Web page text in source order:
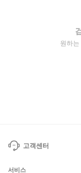
원하는
고객센터
서비스